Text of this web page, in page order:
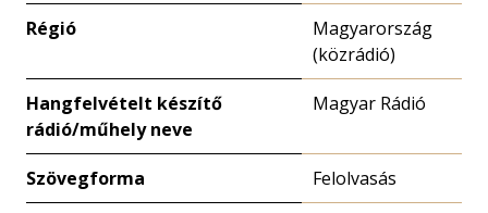
Régió
Magyarország
(közrádió)
Hangfelvételt készítő
rádió/műhely neve
Magyar Rádió
Szövegforma Felolvasás